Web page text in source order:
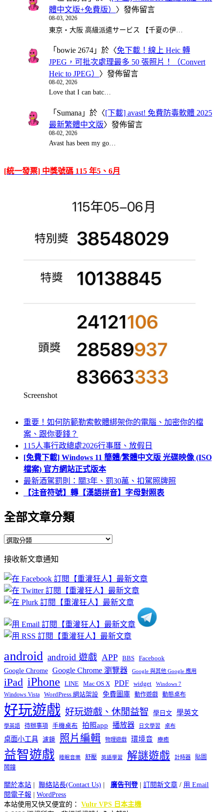
體中文版+免費版） 〉發佈留言
08-03, 2026
東京・大阪 高級派遣サービス 【千夏の伊…
「 bowie 2674 」於〈免下載！線上 Heic 轉
JPEG，可批次處理最多 50 張照片！（Convert
Heic to JPEG） 〉發佈留言
08-02, 2026
Love that I can batc…
「 Sumana 」於〈[下載] avast! 免費防毒軟體 2025
最新繁體中文版〉發佈留言
08-02, 2026
Avast has been my go…
[統一發票] 中獎號碼 115 年5、6月
Screenshot
重要！如何防範勒索軟體綁架你的電腦、加密你的檔
案、跟你要錢？
115人事行政總處2026行事曆、放假日
[免費下載] Windows 11 簡體/繁體中文版 光碟映像 (ISO
檔案) 官方網站正式版本
最新酒駕罰則：關3年、罰30萬、扣駕照牌照
【注音符號】轉【漢語拼音】字母對照表
全部文章分類
全
文
章
分
類
接收新文章通知
android android 遊戲 APP BBS Facebook
Google Chrome Google Chrome 瀏覽器 Google 與其他 Google 應用
iPad iPhone LINE Mac OS X PDF widget Windows 7
Windows Vista WordPress 網站架設 免費圖庫 動作遊戲 動態桌布
好玩遊戲 好玩遊戲、休閒益智 學日文 學英文
學英語 待辦事項 手機桌布 拍照app 播放器 日文學習 桌布
桌面小工具 濾鏡 照片編輯 物理遊戲 環境音 療癒
益智遊戲 睡眠音樂 舒壓 英語學習 解謎遊戲 計時器
貼圖
鬧鐘
關於本站 | 聯絡站長(Contact Us) | 廣告刊登| 訂閱新文章 / 用 Email
閱電子報 | WordPress
本站使用又快又便宜的： Vultr VPS 日本主機